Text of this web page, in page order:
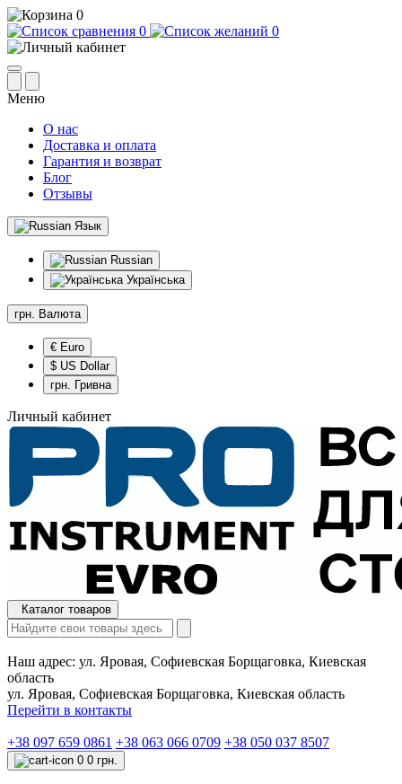
0
0
0
Меню
О нас
Доставка и оплата
Гарантия и возврат
Блог
Отзывы
Язык
Russian
Українська
грн. Валюта
€ Euro
$ US Dollar
грн. Гривна
Личный кабинет
Каталог товаров
Наш адрес: ул. Яровая, Софиевская Борщаговка, Киевская
область
ул. Яровая, Софиевская Борщаговка, Киевская область
Перейти в контакты
+38 097 659 0861 +38 063 066 0709 +38 050 037 8507
0 0 грн.